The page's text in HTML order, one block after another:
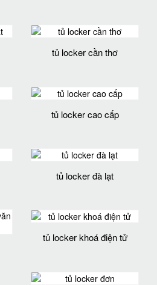
tủ locker cần thơ
tủ locker cao cấp
tủ locker đà lạt
tủ locker khoá điện tử